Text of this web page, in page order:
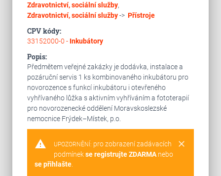
Zdravotnictví, sociální služby,
Zdravotnictví, sociální služby-> Přístroje
CPV kódy:
33152000-0 - Inkubátory
Popis:
Předmětem veřejné zakázky je dodávka, instalace a
pozáruční servis 1 ks kombinovaného inkubátoru pro
novorozence s funkcí inkubátoru i otevřeného
vyhřívaného lůžka s aktivním vyhříváním a fototerapií
pro novorozenecké oddělení Moravskoslezské
nemocnice Frýdek–Místek, p.o.
warning clear
UPOZORNĚNÍ: pro zobrazení zadávacích
podmínekse registrujte ZDARMAnebo
se přihlašte.